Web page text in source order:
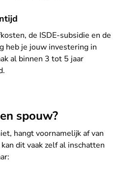
de ISDE-subsidie en de
heb je jouw investering in
al binnen 3 tot 5 jaar
spouw?
hangt voornamelijk af van
dit vaak zelf al inschatten